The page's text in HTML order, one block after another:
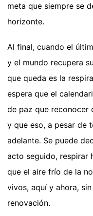
meta que siempre se
horizonte.
Al final, cuando el
y el mundo recupera
que queda es la
espera que el
de paz que reconocer
y que eso, a pesar de
adelante. Se puede
acto seguido, respirar
que el aire frío de la
vivos, aquí y ahora,
renovación.